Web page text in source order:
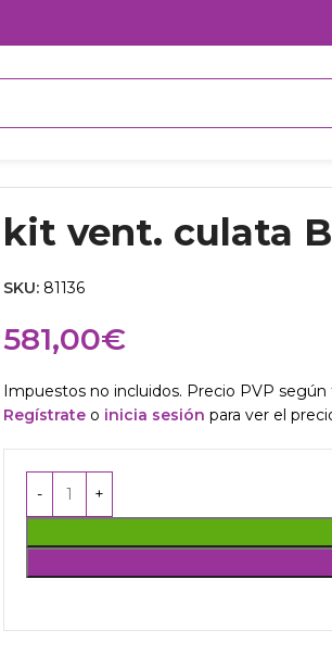
kit vent. culata
SKU: 81136
581,00€
Impuestos no incluidos. Precio PVP según
Regístrateo inicia sesión para ver el